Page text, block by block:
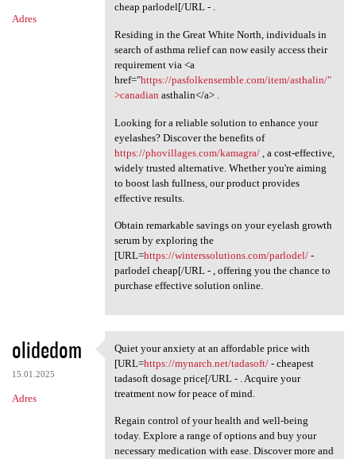
Adres
cheap parlodel[/URL - .
Residing in the Great White North, individuals in
search of asthma relief can now easily access their
requirement via <a
href="https://pasfolkensemble.com/item/asthalin/"
>canadian asthalin</a> .
Looking for a reliable solution to enhance your
eyelashes? Discover the benefits of
https://phovillages.com/kamagra/, a cost-effective,
widely trusted alternative. Whether you're aiming
to boost lash fullness, our product provides
effective results.
Obtain remarkable savings on your eyelash growth
serum by exploring the
[URL=https://winterssolutions.com/parlodel/-
parlodel cheap[/URL - , offering you the chance to
purchase effective solution online.
olidedom
15.01.2025
Adres
Quiet your anxiety at an
Quiet your anxiety at an affordable price with
[URL=https://mynarch.net/tadasoft/- cheapest
tadasoft dosage price[/URL - . Acquire your
treatment now for peace of mind.
Regain control of your health and well-being
today. Explore a range of options and buy your
necessary medication with ease. Discover more and